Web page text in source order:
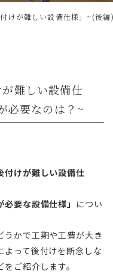
けが難しい設備仕様」~(後
難しい設備仕
必要なのは？~
付けが難しい設備仕
要な設備仕様」 につい
かで工期や工費が大き
よって後付けを断念しな
ご紹介します。